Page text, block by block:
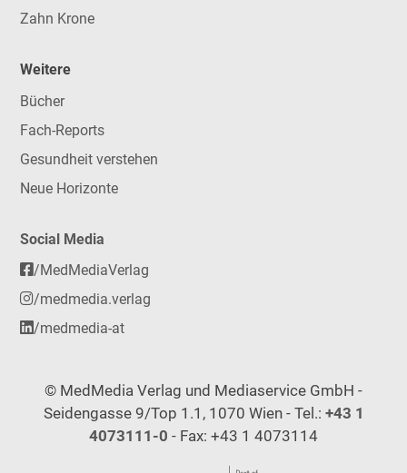
Zahn Krone
Weitere
Bücher
Fach-Reports
Gesundheit verstehen
Neue Horizonte
Social Media
/MedMediaVerlag
/medmedia.verlag
/medmedia-at
© MedMedia Verlag und Mediaservice GmbH -
Seidengasse 9/Top 1.1, 1070 Wien - Tel.: +43 1
4073111-0 - Fax: +43 1 4073114